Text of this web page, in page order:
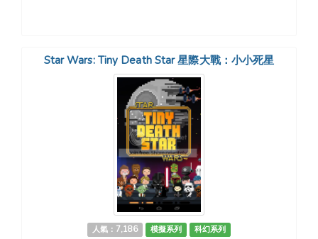
Star Wars: Tiny Death Star 星際大戰：小小死星
人氣：7,186 模擬系列
科幻系列